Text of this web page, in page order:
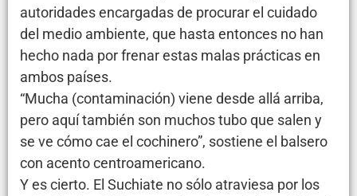
autoridades encargadas de procurar el cuidado
del medio ambiente, que hasta entonces no han
hecho nada por frenar estas malas prácticas en
ambos países.
“Mucha (contaminación) viene desde allá arriba,
pero aquí también son muchos tubo que salen y
se ve cómo cae el cochinero”, sostiene el balsero
con acento centroamericano.
Y es cierto. El Suchiate no sólo atraviesa por los